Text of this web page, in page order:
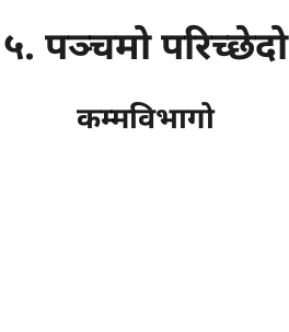
५. पञ्चमो परिच्छेदो
कम्मविभागो